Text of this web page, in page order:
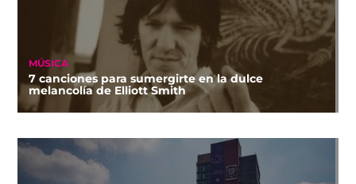
MÚSICA
7 canciones para sumergirte en la dulce
melancolía de Elliott Smith